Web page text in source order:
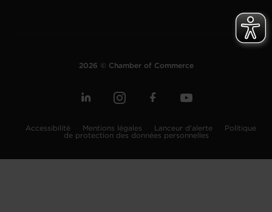
2026 © Chamber of Commerce
Accessibilité Mentions légales Lanceur d'alerte
Politique
de protection des données personnelles